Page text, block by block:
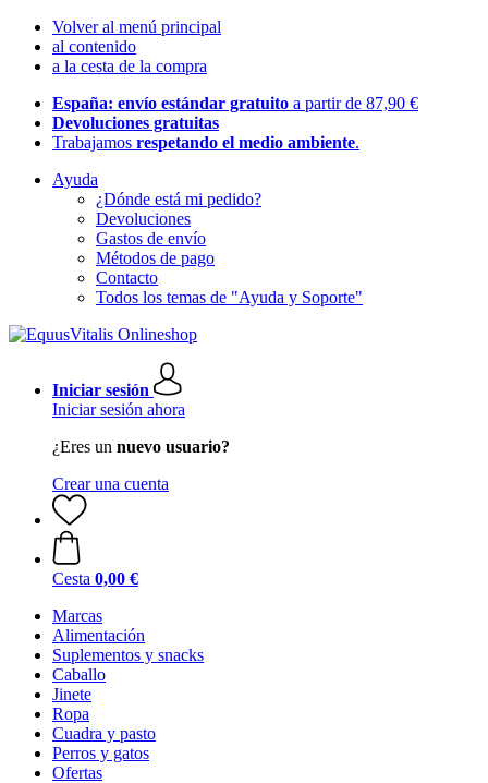
Volver al menú principal
al contenido
a la cesta de la compra
España: envío estándar gratuito a partir de 87,90 €
Devoluciones gratuitas
Trabajamos respetando el medio ambiente.
Ayuda
¿Dónde está mi pedido?
Devoluciones
Gastos de envío
Métodos de pago
Contacto
Todos los temas de "Ayuda y Soporte"
Iniciar sesión
Iniciar sesión ahora
¿Eres un nuevo usuario?
Crear una cuenta
Cesta 0,00 €
Marcas
Alimentación
Suplementos y snacks
Caballo
Jinete
Ropa
Cuadra y pasto
Perros y gatos
Ofertas